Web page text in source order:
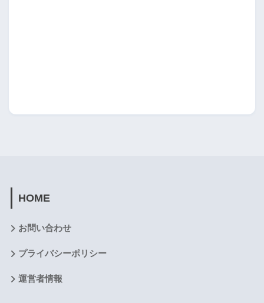
HOME
お問い合わせ
プライバシーポリシー
運営者情報